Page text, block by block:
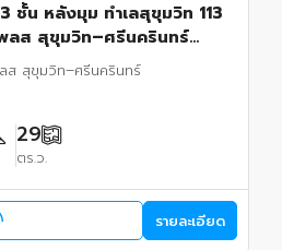
ชั้น หลังมุม ทำเลสุขุมวิท 113
ลส สุขุมวิท–ศรีนครินทร์
ส สุขุมวิท–ศรีนครินทร์
29
ตร.ว.
รายละเอียด